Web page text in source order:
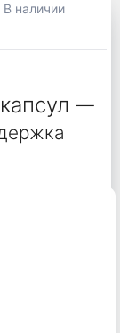
В наличии
—